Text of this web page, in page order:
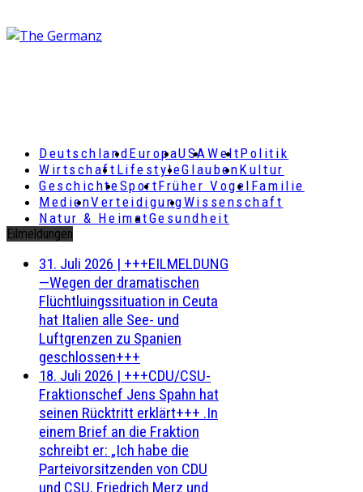
DeutschlandEuropaUSAWeltPolitik
Wirtschaft LifestyleGlaubenKultur
GeschichteSportFrüher Vogel Familie
MedienVerteidigungWissenschaft
Natur & HeimatGesundheit
Eilmeldungen
31. Juli 2026 | +++EILMELDUNG
—Wegen der dramatischen
Flüchtluingssituation in Ceuta
hat Italien alle See- und
Luftgrenzen zu Spanien
geschlossen+++
18. Juli 2026 | +++CDU/CSU-
Fraktionschef Jens Spahn hat
seinen Rücktritt erklärt+++ .In
einem Brief an die Fraktion
schreibt er: „Ich habe die
Parteivorsitzenden von CDU
und CSU, Friedrich Merz und